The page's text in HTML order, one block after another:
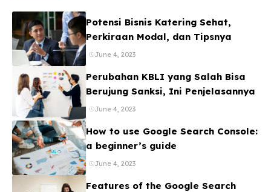
Potensi Bisnis Katering Sehat,
Perkiraan Modal, dan Tipsnya
June 4, 2023
Perubahan KBLI yang Salah Bisa
Berujung Sanksi, Ini Penjelasannya
June 4, 2023
How to use Google Search Console:
a beginner’s guide
June 4, 2023
Features of the Google Search